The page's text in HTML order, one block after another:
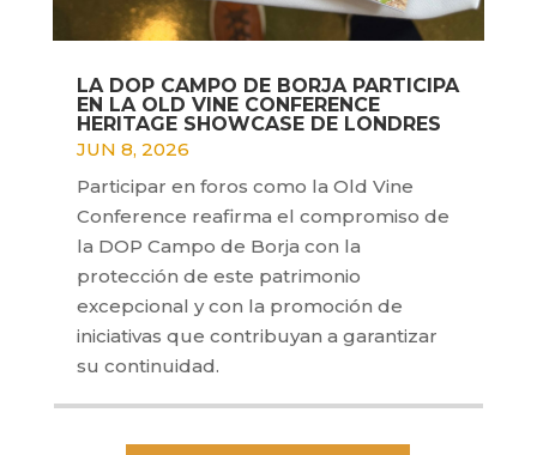
LA DOP CAMPO DE BORJA PARTICIPA
EN LA OLD VINE CONFERENCE
HERITAGE SHOWCASE DE LONDRES
JUN 8, 2026
Participar en foros como la Old Vine
Conference reafirma el compromiso de
la DOP Campo de Borja con la
protección de este patrimonio
excepcional y con la promoción de
iniciativas que contribuyan a garantizar
su continuidad.